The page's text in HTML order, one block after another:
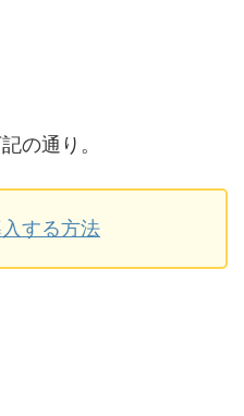
の通り。
する方法